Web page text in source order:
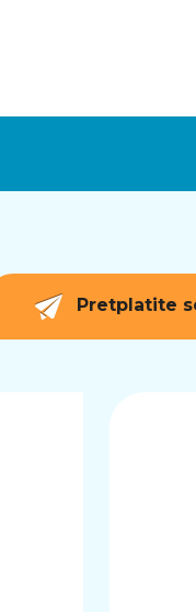
Pretplatite